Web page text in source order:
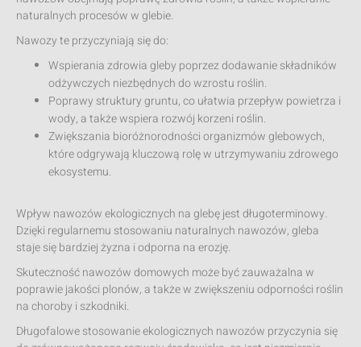
naturalnych procesów w glebie.
Nawozy te przyczyniają się do:
Wspierania zdrowia gleby poprzez dodawanie składników
odżywczych niezbędnych do wzrostu roślin.
Poprawy struktury gruntu, co ułatwia przepływ powietrza i
wody, a także wspiera rozwój korzeni roślin.
Zwiększania bioróżnorodności organizmów glebowych,
które odgrywają kluczową rolę w utrzymywaniu zdrowego
ekosystemu.
Wpływ nawozów ekologicznych na glebę jest długoterminowy.
Dzięki regularnemu stosowaniu naturalnych nawozów, gleba
staje się bardziej żyzna i odporna na erozję.
Skuteczność nawozów domowych może być zauważalna w
poprawie jakości plonów, a także w zwiększeniu odporności roślin
na choroby i szkodniki.
Długofalowe stosowanie ekologicznych nawozów przyczynia się